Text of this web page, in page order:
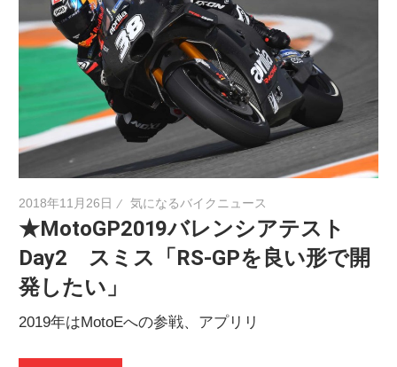
2018年11月26日 気になるバイクニュース
★MotoGP2019バレンシアテスト
Day2 スミス「RS-GPを良い形で開
発したい」
2019年はMotoEへの参戦、アプリリ